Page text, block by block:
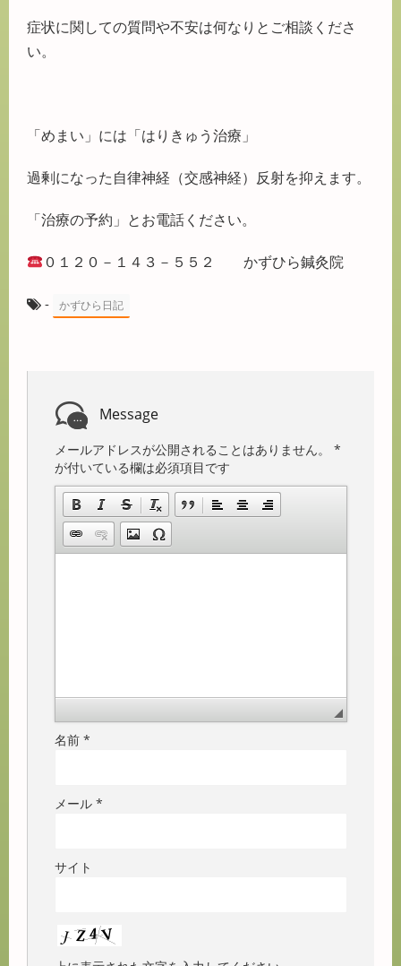
症状に関しての質問や不安は何なりとご相談くださ
い。
「めまい」には「はりきゅう治療」
過剰になった自律神経（交感神経）反射を抑えます。
「治療の予約」とお電話ください。
０１２０－１４３－５５２ かずひら鍼灸院
- かずひら日記
Message
メールアドレスが公開されることはありません。
*
が付いている欄は必須項目です
名前 *
メール *
サイト